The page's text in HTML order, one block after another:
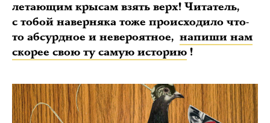
летающим крысам взять верх! Читатель,
с тобой наверняка тоже происходило что-
то абсурдное и невероятное, напиши нам
скорее свою ту самую историю !